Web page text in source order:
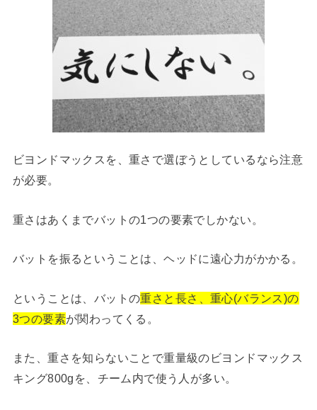
ビヨンドマックスを、重さで選ぼうとしているなら注意
が必要。
重さはあくまでバットの1つの要素でしかない。
バットを振るということは、ヘッドに遠心力がかかる。
ということは、バットの重さと長さ、重心(バランス)の
3つの要素が関わってくる。
また、重さを知らないことで重量級のビヨンドマックス
キング800gを、チーム内で使う人が多い。